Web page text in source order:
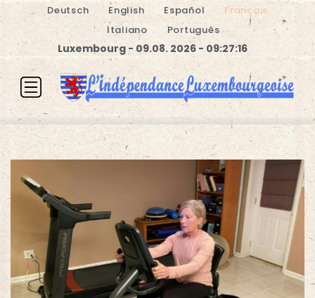
Deutsch English Español
Français
Italiano
Português
Luxembourg - 09.08. 2026 - 09:27:17